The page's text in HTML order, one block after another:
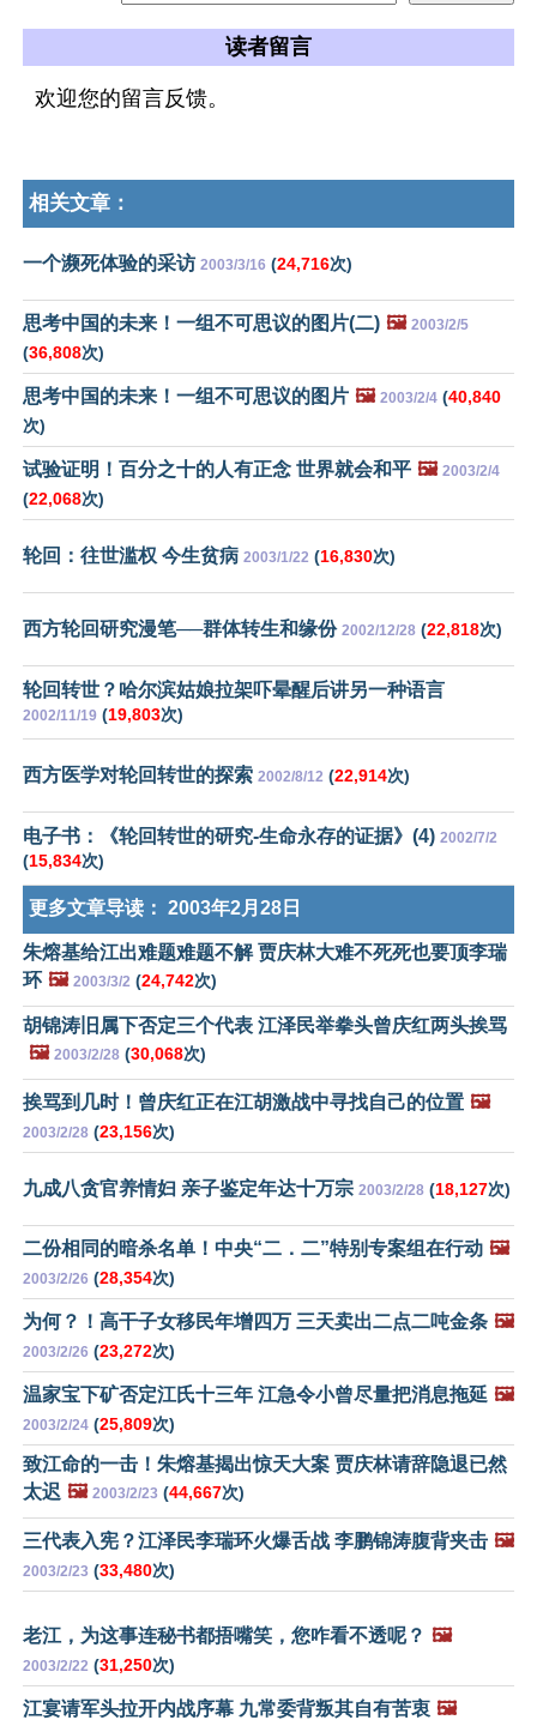
读者留言
欢迎您的留言反馈。
相关文章：
一个濒死体验的采访 2003/3/16 (24,716次)
思考中国的未来！一组不可思议的图片(二) 🖼️ 2003/2/5
(36,808次)
思考中国的未来！一组不可思议的图片 🖼️ 2003/2/4 (40,840
次)
试验证明！百分之十的人有正念 世界就会和平 🖼️ 2003/2/4
(22,068次)
轮回：往世滥权 今生贫病 2003/1/22 (16,830次)
西方轮回研究漫笔──群体转生和缘份 2002/12/28 (22,818次)
轮回转世？哈尔滨姑娘拉架吓晕醒后讲另一种语言
2002/11/19 (19,803次)
西方医学对轮回转世的探索 2002/8/12 (22,914次)
电子书：《轮回转世的研究-生命永存的证据》(4) 2002/7/2
(15,834次)
更多文章导读： 2003年2月28日
朱熔基给江出难题难题不解 贾庆林大难不死死也要顶李瑞
环 🖼️ 2003/3/2 (24,742次)
胡锦涛旧属下否定三个代表 江泽民举拳头曾庆红两头挨骂
🖼️ 2003/2/28 (30,068次)
挨骂到几时！曾庆红正在江胡激战中寻找自己的位置 🖼️
2003/2/28 (23,156次)
九成八贪官养情妇 亲子鉴定年达十万宗 2003/2/28 (18,127次)
二份相同的暗杀名单！中央“二．二”特别专案组在行动 🖼️
2003/2/26 (28,354次)
为何？！高干子女移民年增四万 三天卖出二点二吨金条 🖼️
2003/2/26 (23,272次)
温家宝下矿否定江氏十三年 江急令小曾尽量把消息拖延 🖼️
2003/2/24 (25,809次)
致江命的一击！朱熔基揭出惊天大案 贾庆林请辞隐退已然
太迟 🖼️ 2003/2/23 (44,667次)
三代表入宪？江泽民李瑞环火爆舌战 李鹏锦涛腹背夹击 🖼️
2003/2/23 (33,480次)
老江，为这事连秘书都捂嘴笑，您咋看不透呢？ 🖼️
2003/2/22 (31,250次)
江宴请军头拉开内战序幕 九常委背叛其自有苦衷 🖼️